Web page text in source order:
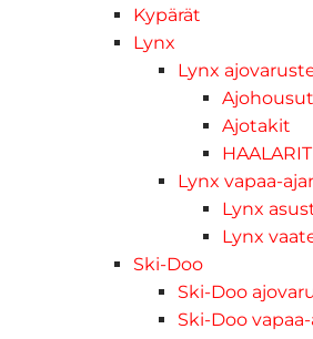
Kypärät
Lynx
Lynx
Ajohousut
Ajotakit
HAALARIT
Lynx vapaa-
Lynx
Lynx
Ski-Doo
Ski-Doo
Ski-Doo